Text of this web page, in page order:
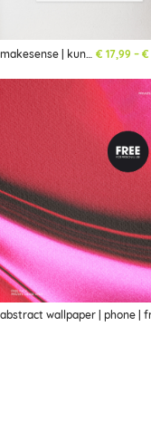
makesense | kunstdruck € 17,99 – €